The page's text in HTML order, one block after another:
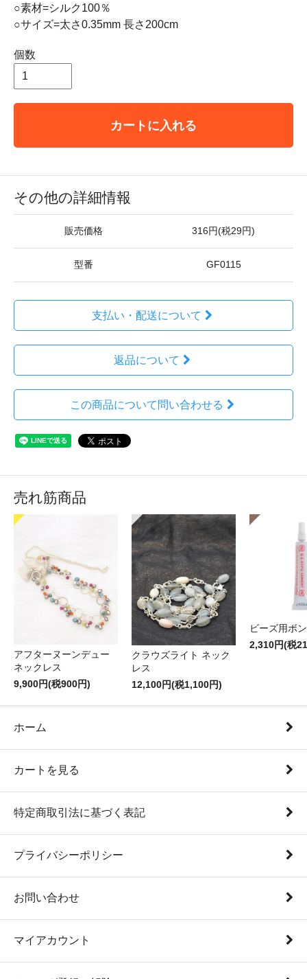
○素材=シルク100％
○サイズ=太さ0.35mm 長さ200cm
個数
カートに入れる
その他の詳細情報
販売価格 316円(税29円)
型番 GF0115
支払い・配送について
返品について
この商品について問い合わせる
売れ筋商品
アフターヌーンデュー
ネックレス
9,900円(税900円)
クラウズライト ネック
レス
12,100円(税1,100円)
ビーズ用ボ
2,310円(税
ホーム
カートを見る
特定商取引法に基づく表記
プライバシーポリシー
お問い合わせ
マイアカウント